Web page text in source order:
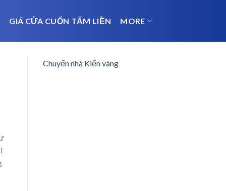
GIÁ CỬA CUỐN TẤM LIỀN MORE
Chuyển nhà Kiến vàng